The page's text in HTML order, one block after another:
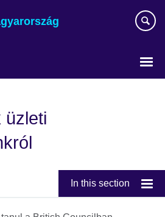
üzleti
In this section